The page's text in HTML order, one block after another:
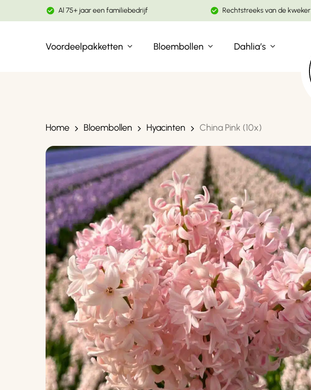
to
Al 75+ jaar een familiebedrijf Rechtstreeks van de kweker
Voordeelpakketten Bloembollen Dahlia’s
Home Bloembollen Hyacinten China Pink (10x)